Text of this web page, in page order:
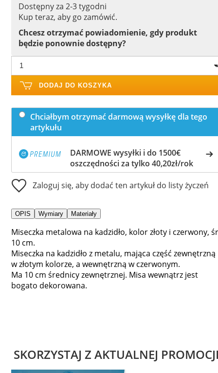
Dostępny za 2-3 tygodni
Kup teraz, aby go zamówić.
Chcesz otrzymać powiadomienie, gdy produkt
będzie ponownie dostępny?
DODAJ DO KOSZYKA
Chciałbym otrzymać darmową wysyłkę dla tego
artykułu
DARMOWE wysyłki i do 1500€
oszczędności za tylko 40,20zł/rok
Zaloguj się, aby dodać ten artykuł do listy życzeń
OPIS Wymiary Materiały
Miseczka metalowa na kadzidło, kolor złoty i czerwony,
10 cm.
Miseczka na kadzidło z metalu, mająca część zewnętrzną
w złotym kolorze, a wewnętrzną w czerwonym.
Ma 10 cm średnicy zewnętrznej. Misa wewnątrz jest
bogato dekorowana.
SKORZYSTAJ Z AKTUALNEJ